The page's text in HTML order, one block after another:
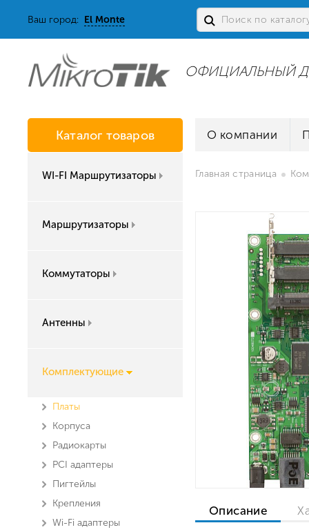
Ваш город: El Monte
ОФИЦИАЛЬНЫЙ
Каталог товаров
WI-FI Маршрутизаторы
Маршрутизаторы
Коммутаторы
Антенны
Комплектующие
Платы
Корпуса
Радиокарты
PCI адаптеры
Пигтейлы
Крепления
Wi-Fi адаптеры
О компании
Главная страница
Описание